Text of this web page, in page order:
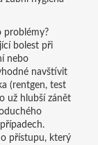
problémy?
bolest při
nebo
navštívit
(rentgen, test
už hlubší zánět
přístupu, který